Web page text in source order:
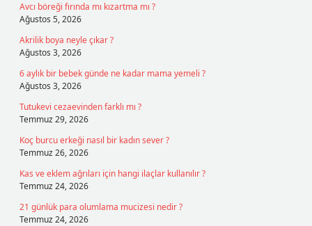
Avcı böreği fırında mı kızartma mı ?
Ağustos 5, 2026
Akrilik boya neyle çıkar ?
Ağustos 3, 2026
6 aylık bir bebek günde ne kadar mama yemeli ?
Ağustos 3, 2026
Tutukevi cezaevinden farklı mı ?
Temmuz 29, 2026
Koç burcu erkeği nasıl bir kadın sever ?
Temmuz 26, 2026
Kas ve eklem ağrıları için hangi ilaçlar kullanılır ?
Temmuz 24, 2026
21 günlük para olumlama mucizesi nedir ?
Temmuz 24, 2026